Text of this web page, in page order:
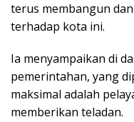
terus membangun
terhadap kota ini.
Ia menyampaikan di
pemerintahan, yang
maksimal adalah
memberikan teladan.